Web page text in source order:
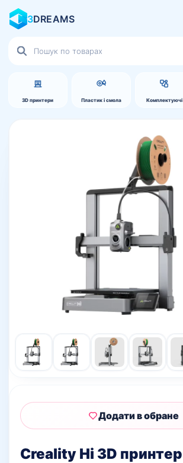
3DREAMS
3D принтери Пластик і смола Комплектуючі
товарів
Creality Hi 3D принтер
Додати в обране